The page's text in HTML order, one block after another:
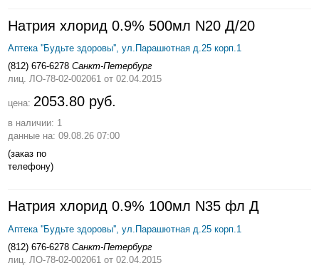
Натрия хлорид 0.9% 500мл N20 Д/20
Аптека ''Будьте здоровы'', ул.Парашютная д.25 корп.1
(812) 676-6278 Санкт-Петербург
лиц. ЛО-78-02-002061 от 02.04.2015
цена: 2053.80 руб.
в наличии: 1
данные на: 09.08.26 07:00
(заказ по
телефону)
Натрия хлорид 0.9% 100мл N35 фл Д
Аптека ''Будьте здоровы'', ул.Парашютная д.25 корп.1
(812) 676-6278 Санкт-Петербург
лиц. ЛО-78-02-002061 от 02.04.2015